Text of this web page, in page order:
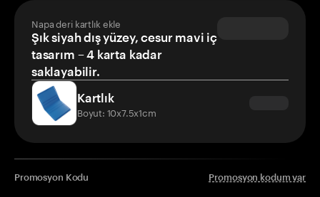
Napa deri kartlık ekle
Şık siyah dış yüzey, cesur mavi iç
tasarım – 4 karta kadar
saklayabilir.
Kartlık
Boyut: 10x7.5x1cm
Promosyon Kodu Promosyon kodum var